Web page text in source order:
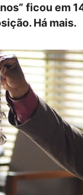
ficou em
Há mais.